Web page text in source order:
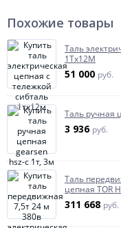
Похожие товары
Таль
1Тх12М
51 000 руб.
Таль ручная
3 936 руб.
Таль
цепная TOR
311 668 руб.